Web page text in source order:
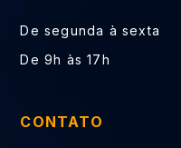
De segunda à sexta
De 9h às 17h
CONTATO